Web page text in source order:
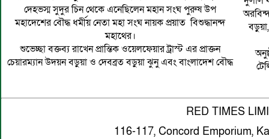
দেহভস্ম সুদুর চিন থেকে এনেছিলেন মহান সংঘ পুরুষ উপ
মহাদেশের বৌদ্ধ ধর্মীয় নেতা মহা সংঘ নায়ক প্রয়াত বিশুদ্ধানন্দ
মহাথের।
শুভেচ্ছা বক্তব্য রাখেন প্রান্তিক ওয়েলফেয়ার ট্রাস্ট এর প্রাক্তন
চেয়ারম্যান উদয়ন বড়ুয়া ও দেবব্রত বড়ুয়া ঝুনু এবং বাংলাদেশ বৌদ্ধ
RED TIMES
116-117, Concord Emporium,